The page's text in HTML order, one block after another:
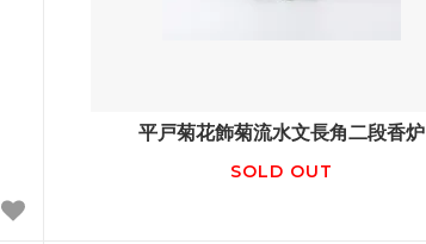
平戸菊花飾菊流水文長角二段香炉
SOLD OUT